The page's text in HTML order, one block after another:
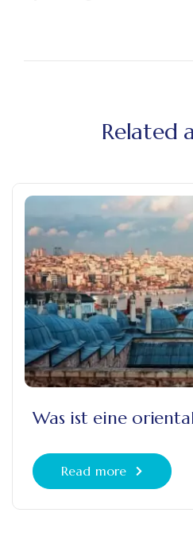
Related
Was ist eine
Read more